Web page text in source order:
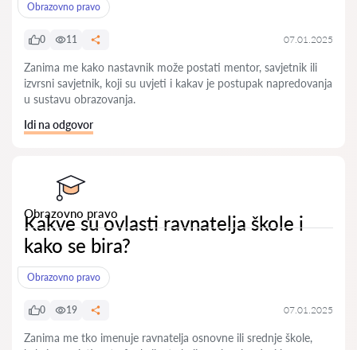
Obrazovno pravo
0 11 07.01.2025
Zanima me kako nastavnik može postati mentor, savjetnik ili
izvrsni savjetnik, koji su uvjeti i kakav je postupak napredovanja
u sustavu obrazovanja.
Idi na odgovor
Obrazovno pravo
Kakve su ovlasti ravnatelja škole i
kako se bira?
Obrazovno pravo
0 19 07.01.2025
Zanima me tko imenuje ravnatelja osnovne ili srednje škole,